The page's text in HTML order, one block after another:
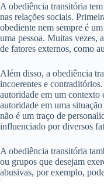
A obediência transitória
nas relações sociais.
obediente nem sempre é
uma pessoa. Muitas vezes,
de fatores externos, como
Além disso, a obediência
incoerentes e
autoridade em um contexto
autoridade em uma
não é um traço de
influenciado por diversos
A obediência transitória
ou grupos que desejam
abusivas, por exemplo,